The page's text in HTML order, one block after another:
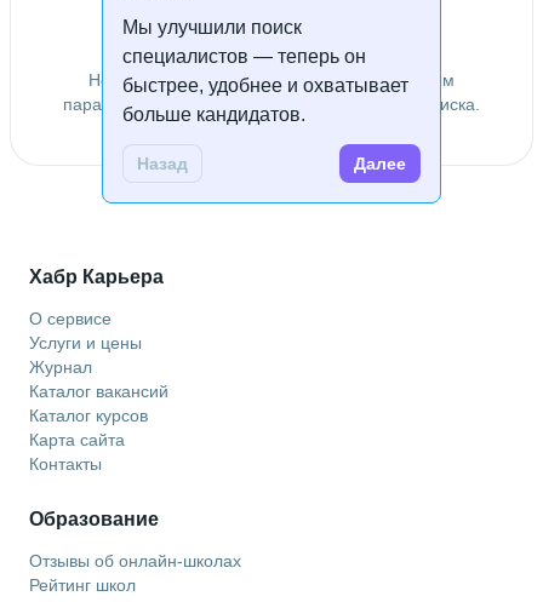
Мы улучшили поиск
специалистов — теперь он
быстрее, удобнее и охватывает
больше кандидатов.
Назад Далее
Специалисты не найдены
Не удалось найти специалистов по заданным
параметрам. Попробуйте изменить условия поиска.
Хабр Карьера
О сервисе
Услуги и цены
Журнал
Каталог вакансий
Каталог курсов
Карта сайта
Контакты
Образование
Отзывы об онлайн-школах
Рейтинг школ